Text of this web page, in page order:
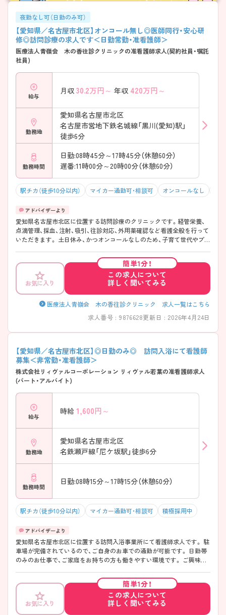
夜勤なし可（日勤のみ可）
【愛知県／名古屋市北区】オンコール無し◎医師同行・安心研
修◎訪問診療の求人です＜日勤常勤・准看護師＞
医療法人青嶺会 木の香往診クリニックの准看護師求人(契約社員・嘱託
社員)
給与
月収 30.2万円～ 年収 420万円～
勤務地
愛知県名古屋市北区
名古屋市営地下鉄名城線「黒川(愛知)駅」
徒歩6分
勤務時間
日勤:08時45分～17時45分（休憩60分）
遅番:11時00分～20時00分（休憩60分）
駅チカ（徒歩10分以内） マイカー通勤可・相談可 オンコールなし
愛知県名古屋市北区に位置する訪問診療のクリニックです。経管栄養、
点滴管理、採血、注射、吸引、往診対応、外用薬確認など看護全般を行って
いただきます。 土日休み、かつオンコールなしのため、子育て世代やプラ
の方の採用実績もあり、手厚くフォローしてくださる職場環境ですので、
ご興味のある方はお気軽にお問い合わせ下さい。
お気に入り
簡単1分！
この求人について
詳しく聞いてみる
医療法人青嶺会 木の香往診クリニック 求人一覧はこちら
求人番号 : 9876628更新日 : 2026年4月24日
【愛知県／名古屋市北区】◎日勤のみ◎ 訪問入浴にて看護師
募集＜非常勤・准看護師＞
株式会社リィヴァルコーポレーション リィヴァル若葉の准看護師求人
(パート・アルバイト)
給与
時給 1,600円～
勤務地
愛知県名古屋市北区
名鉄瀬戸線「尼ケ坂駅」徒歩6分
勤務時間
日勤:08時15分～17時15分（休憩60分）
駅チカ（徒歩10分以内） マイカー通勤可・相談可 積極採用中
愛知県名古屋市北区に位置する訪問入浴事業所にて看護師求人です。 駐
車場が完備されているので、ご自身のお車での通勤が可能です。 日勤帯
のみのお仕事で、ご家庭をお持ちの方も働きやすい環境です。 ご興味を
にお問い合わせくださいませ。
お気に入り
簡単1分！
この求人について
詳しく聞いてみる